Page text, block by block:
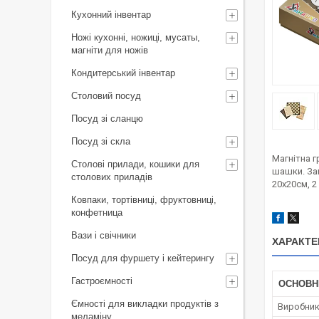
Магнітна
шашки.
20х20см,
Виробник
Кухонний інвентар
Ножі кухонні, ножиці, мусаты,
магніти для ножів
Кондитерський інвентар
Столовий посуд
Посуд зі сланцю
Посуд зі скла
Столові прилади, кошики для
столових приладів
Ковпаки, тортівниці, фруктовниці,
конфетница
Вази і свічники
Посуд для фуршету і кейтерингу
Гастроємності
Ємності для викладки продуктів з
меламіну